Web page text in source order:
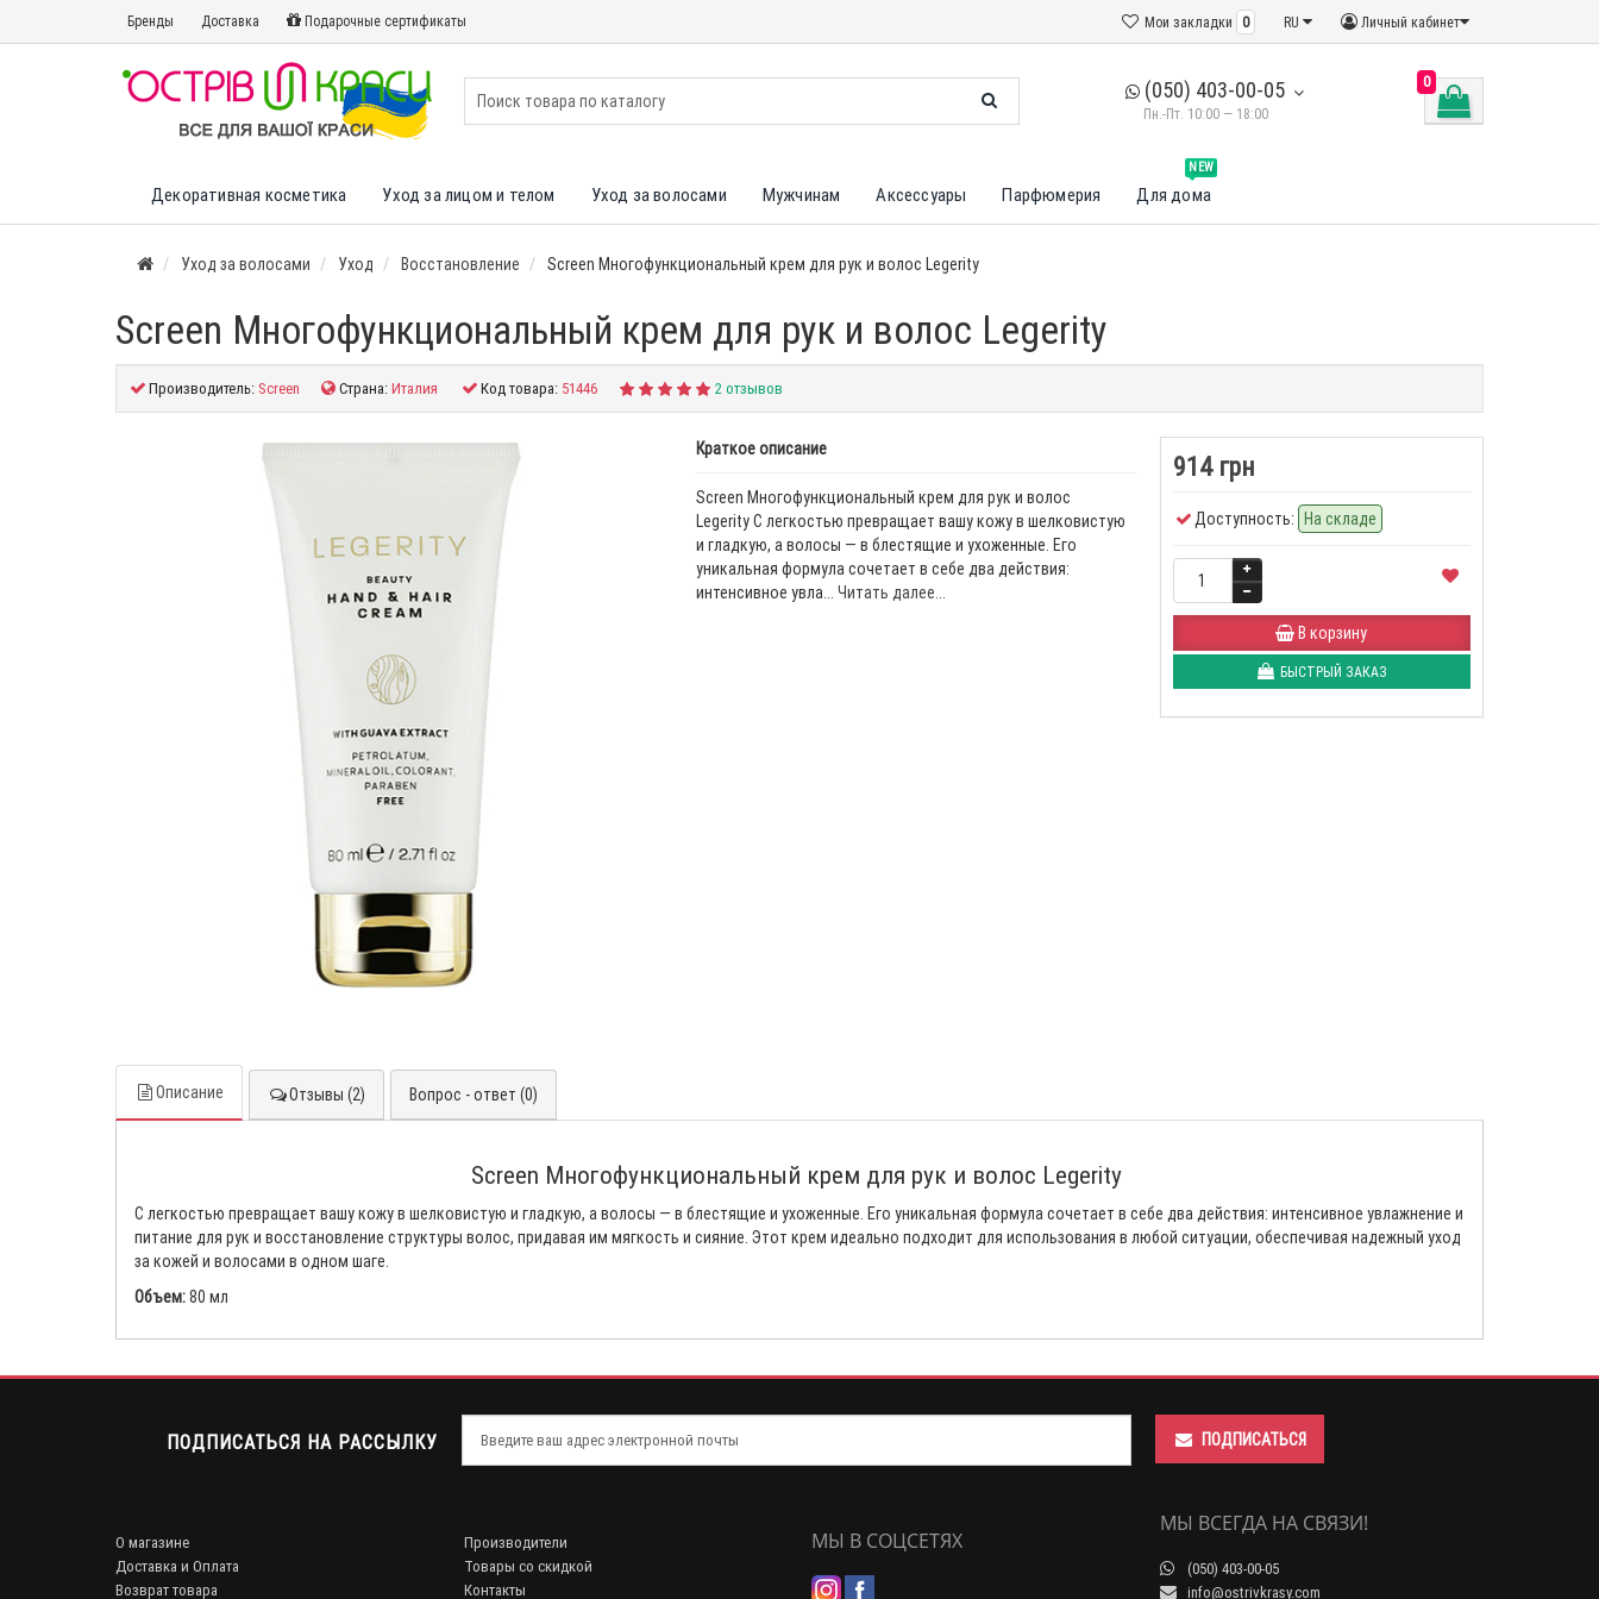
Бренды Доставка Подарочные сертификаты Личный кабинет
RU
Мои закладки 0
(050) 403-00-05
Пн.-Пт. 10:00 — 18:00
0
Декоративная косметика Уход за лицом и телом Уход за волосами Мужчинам Аксессуары Парфюмерия
NEW
Для дома
Уход за волосами Уход Восстановление Screen Многофункциональный крем для рук и волос Legerity
Screen Многофункциональный крем для рук и волос Legerity
Производитель: Screen Страна:Италия Код товара: 51446 2 отзывов
Краткое описание
Screen Многофункциональный крем для рук и волос
Legerity С легкостью превращает вашу кожу в шелковистую
и гладкую, а волосы — в блестящие и ухоженные. Его
уникальная формула сочетает в себе два действия:
интенсивное увла... Читать далее...
914 грн
Доступность: На складе
В корзину
БЫСТРЫЙ ЗАКАЗ
Описание Отзывы (2) Вопрос - ответ (0)
Screen Многофункциональный крем для рук и волос Legerity
С легкостью превращает вашу кожу в шелковистую и гладкую, а волосы — в блестящие и ухоженные. Его уникальная формула сочетает в себе два действия: интенсивное увлажнение и
питание для рук и восстановление структуры волос, придавая им мягкость и сияние. Этот крем идеально подходит для использования в любой ситуации, обеспечивая надежный уход
за кожей и волосами в одном шаге.
Объем:80 мл
ПОДПИСАТЬСЯ НА РАССЫЛКУ ПОДПИСАТЬСЯ
О магазине
Доставка и Оплата
Возврат товара
Производители
Товары со скидкой
Контакты
МЫ В СОЦСЕТЯХ
МЫ ВСЕГДА НА СВЯЗИ!
(050) 403-00-05
info@ostrivkrasy.com